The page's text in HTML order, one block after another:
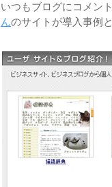
いつもブログにコメン
んのサイトが導入事例